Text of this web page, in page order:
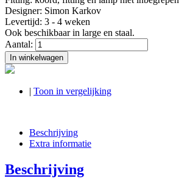
Designer: Simon Karkov
Levertijd: 3 - 4 weken
Ook beschikbaar in large en staal.
Aantal:
In winkelwagen
| Toon in vergelijking
Beschrijving
Extra informatie
Beschrijving